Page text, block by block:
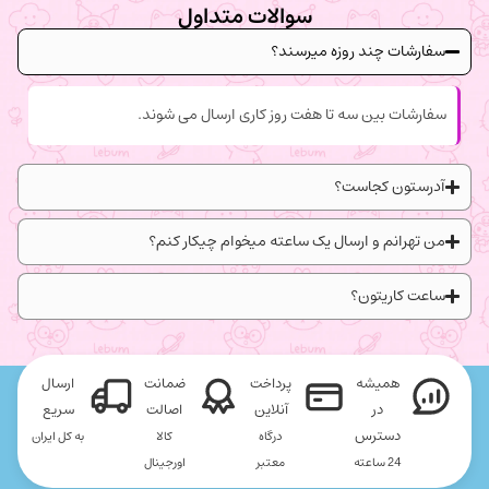
سوالات متداول
سفارشات چند روزه میرسند؟
سفارشات بین سه تا هفت روز کاری ارسال می شوند.
آدرستون کجاست؟
من تهرانم و ارسال یک ساعته میخوام چیکار کنم؟
ساعت کاریتون؟
همیشه
در
دسترس
24 ساعته
پرداخت
آنلاین
درگاه
معتبر
ضمانت
اصالت
کالا
اورجینال
ارسال
سریع
به کل ایران